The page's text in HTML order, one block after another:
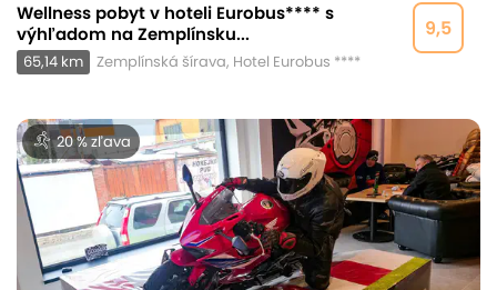
9,5
Wellness pobyt v hoteli Eurobus**** s
výhľadom na Zemplínsku...
65,14 km Zemplínská šírava, Hotel Eurobus ****
20 % zľava